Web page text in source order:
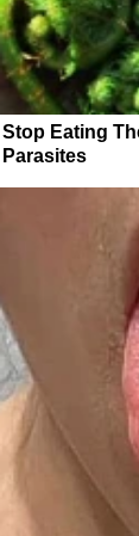
Stop Eating
Parasites